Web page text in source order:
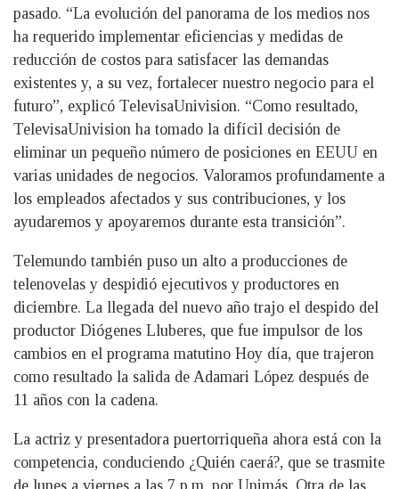
pasado. “La evolución del panorama de los medios nos
ha requerido implementar eficiencias y medidas de
reducción de costos para satisfacer las demandas
existentes y, a su vez, fortalecer nuestro negocio para el
futuro”, explicó TelevisaUnivision. “Como resultado,
TelevisaUnivision ha tomado la difícil decisión de
eliminar un pequeño número de posiciones en EEUU en
varias unidades de negocios. Valoramos profundamente a
los empleados afectados y sus contribuciones, y los
ayudaremos y apoyaremos durante esta transición”.
Telemundo también puso un alto a producciones de
telenovelas y despidió ejecutivos y productores en
diciembre. La llegada del nuevo año trajo el despido del
productor Diógenes Lluberes, que fue impulsor de los
cambios en el programa matutino Hoy día, que trajeron
como resultado la salida de Adamari López después de
11 años con la cadena.
La actriz y presentadora puertorriqueña ahora está con la
competencia, conduciendo ¿Quién caerá?, que se trasmite
de lunes a viernes a las 7 p.m. por Unimás. Otra de las